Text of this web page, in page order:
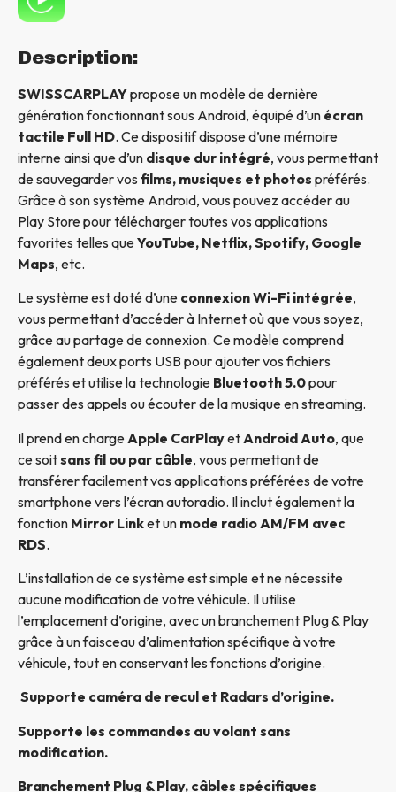
Description:
SWISSCARPLAYpropose un modèle de dernière
génération fonctionnant sous Android, équipé d’un écran
tactile Full HD. Ce dispositif dispose d’une mémoire
interne ainsi que d’un disque dur intégré, vous permettant
de sauvegarder vos films, musiques et photos préférés.
Grâce à son système Android, vous pouvez accéder au
Play Store pour télécharger toutes vos applications
favorites telles queYouTube, Netflix, Spotify, Google
Maps, etc.
Le système est doté d’une connexion Wi-Fi intégrée,
vous permettant d’accéder à Internet où que vous soyez,
grâce au partage de connexion. Ce modèle comprend
également deux ports USB pour ajouter vos fichiers
préférés et utilise la technologie Bluetooth 5.0pour
passer des appels ou écouter de la musique en streaming.
Il prend en charge Apple CarPlayet Android Auto, que
ce soitsans fil ou par câble, vous permettant de
transférer facilement vos applications préférées de votre
smartphone vers l’écran autoradio. Il inclut également la
fonction Mirror Linket un mode radio AM/FM avec
RDS.
L’installation de ce système est simple et ne nécessite
aucune modification de votre véhicule. Il utilise
l’emplacement d’origine, avec un branchement Plug & Play
grâce à un faisceau d’alimentation spécifique à votre
véhicule, tout en conservant les fonctions d’origine.
Supporte caméra de recul et Radars d’origine.
Supporte les commandes au volant sans
modification.
Branchement Plug & Play, câbles spécifiques